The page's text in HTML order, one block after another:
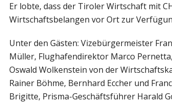
Er lobte, dass der Tiroler Wirtschaft mit
Wirtschaftsbelangen vor Ort zur
Unter den Gästen: Vizebürgermeister
Müller, Flughafendirektor Marco
Oswald Wolkenstein von der
Rainer Böhme, Bernhard Eccher und
Brigitte, Prisma-Geschäftsführer Harald